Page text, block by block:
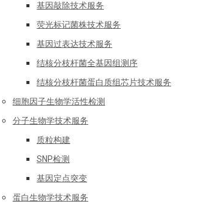
基因敲除技术服务
荧光标记菌株技术服务
基因过表达技术服务
结核分枝杆菌全基因组测序
结核分枝杆菌蛋白质组芯片技术服务
细胞因子生物学活性检测
分子生物学技术服务
质粒构建
SNP检测
基因定点突变
蛋白生物学技术服务